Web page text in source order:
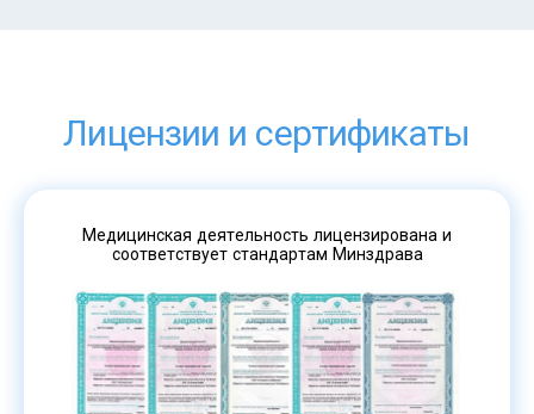
Лицензии и сертификаты
Медицинская деятельность лицензирована и
соответствует стандартам Минздрава